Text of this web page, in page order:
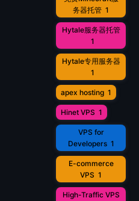
务器托管 1
Hytale服务器托管
1
Hytale专用服务器
1
apex hosting 1
Hinet VPS 1
VPS for
Developers 1
E-commerce
VPS 1
High-Traffic VPS